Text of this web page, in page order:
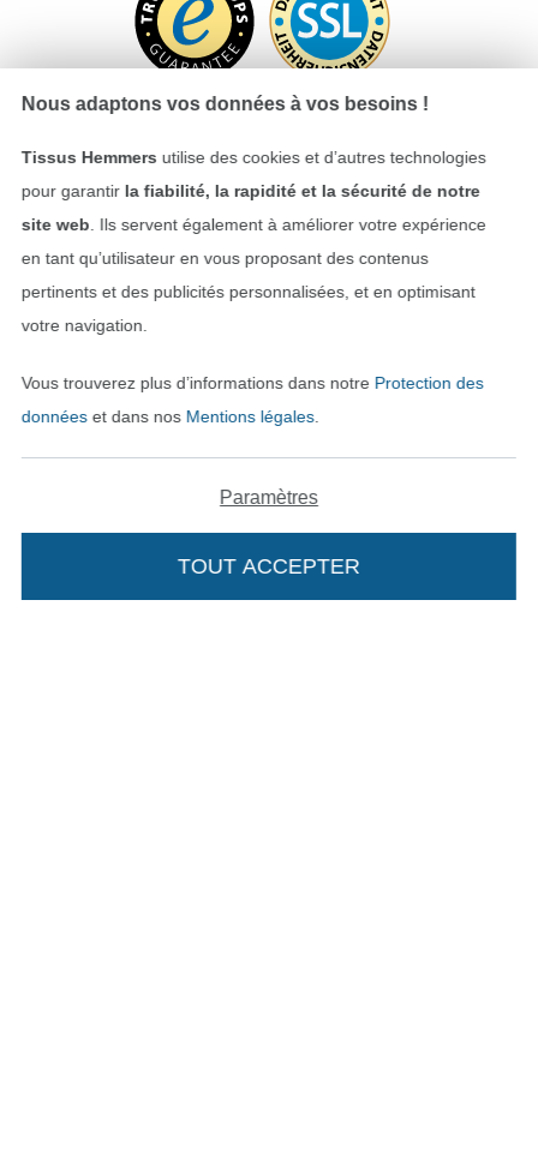
Payer avec
Passer à la boutique allemande
Nous adaptons vos données à vos besoins !
Tissus Hemmers utilise des cookies et d’autres technologies
pour garantir la fiabilité, la rapidité et la sécurité de notre
site web . Ils servent également à améliorer votre expérience
en tant qu’utilisateur en vous proposant des contenus
pertinents et des publicités personnalisées, et en optimisant
votre navigation.
Vous trouverez plus d’informations dans notre Protection des
donnéeset dans nos Mentions légales.
Paramètres
TOUT ACCEPTER